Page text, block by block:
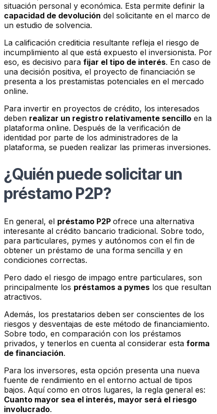
situación personal y económica. Esta permite definir la
capacidad de devolución del solicitante en el marco de
un estudio de solvencia.
La calificación crediticia resultante refleja el riesgo de
incumplimiento al que está expuesto el inversionista. Por
eso, es decisivo para fijar el tipo de interés. En caso de
una decisión positiva, el proyecto de financiación se
presenta a los prestamistas potenciales en el mercado
online.
Para invertir en proyectos de crédito, los interesados
deben realizar un registro relativamente sencillo en la
plataforma online. Después de la verificación de
identidad por parte de los administradores de la
plataforma, se pueden realizar las primeras inversiones.
¿Quién puede solicitar un
préstamo P2P?
En general, el préstamo P2P ofrece una alternativa
interesante al crédito bancario tradicional. Sobre todo,
para particulares, pymes y autónomos con el fin de
obtener un préstamo de una forma sencilla y en
condiciones correctas.
Pero dado el riesgo de impago entre particulares, son
principalmente los préstamos a pymes los que resultan
atractivos.
Además, los prestatarios deben ser conscientes de los
riesgos y desventajas de este método de financiamiento.
Sobre todo, en comparación con los préstamos
privados, y tenerlos en cuenta al considerar esta forma
de financiación.
Para los inversores, esta opción presenta una nueva
fuente de rendimiento en el entorno actual de tipos
bajos. Aquí como en otros lugares, la regla general es:
Cuanto mayor sea el interés, mayor será el riesgo
involucrado.